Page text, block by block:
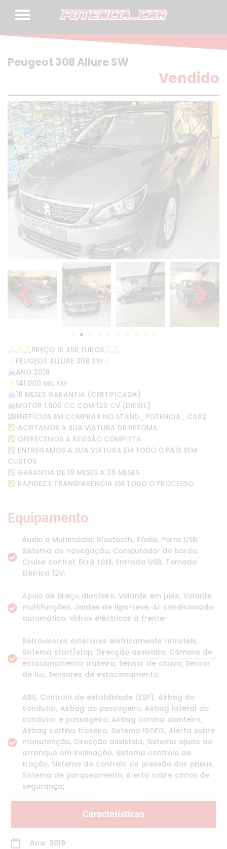
Peugeot 308 Allure SW
Vendido
PREÇO 16.450 EUROS
PEUGEOT ALLURE 308 SW
ANO 2018
141.000 MIL KM
18 MESES GARANTIA (CERTIFICADA)
MOTOR 1.600 CC COM 120 CV (DIESEL)
🎖BENEFÍCIOS EM COMPRAR NO STAND_POTENCIA_CAR🎖
ACEITAMOS A SUA VIATURA DE RETOMA
OFERECEMOS A REVISÃO COMPLETA
ENTREGAMOS A SUA VIATURA EM TODO O PAÍS SEM
CUSTOS
GARANTIA DE 18 MESES A 36 MESES
RAPIDEZ E TRANSPARÊNCIA EM TODO O PROCESSO
Equipamento
Áudio e Multimédia: Bluetooth, Rádio, Porta USB,
Sistema de navegação, Computador de bordo,
Cruise control, Ecrã tátil, Entrada USB, Tomada
Elétrica 12V;
Apoio de braço dianteiro, Volante em pele, Volante
multifunções, Jantes de liga-Leve, Ar condicionado
automático, Vidros eléctricos à frente;
Retrovisores exteriores eletricamente retrateis,
Sistema start/stop, Direcção assistida, Câmara de
estacionamento traseira, Sensor de chuva, Sensor
de luz, Sensores de estacionamento;
ABS, Controlo de estabilidade (ESP), Airbag do
condutor, Airbag do passageiro, Airbag lateral do
condutor e passageiro, Airbag cortina dianteiro,
Airbag cortina traseiro, Sistema ISOFIX, Alerta sobre
manutenção, Direcção assistida, Sistema ajuda ao
arranque em inclinação, Sistema controlo de
tração, Sistema de controlo de pressão dos pneus,
Sistema de parqueamento, Alerta sobre cintos de
segurança;
Características
Ano: 2019